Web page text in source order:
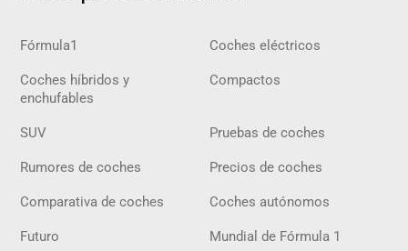
Fórmula1 Coches eléctricos
Coches híbridos y
enchufables
Compactos
SUV Pruebas de coches
Rumores de coches Precios de coches
Comparativa de coches Coches autónomos
Futuro Mundial de Fórmula 1